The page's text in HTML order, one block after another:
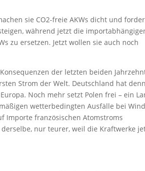
sie CO2-freie AKWs dicht und
während jetzt die
zu ersetzen. Jetzt wollen sie auch noch
der letzten beiden
Strom der Welt. Deutschland hat
Noch mehr setzt Polen frei – ein
wetterbedingten Ausfälle bei Wind
Importe französischen Atomstroms
nur teurer, weil die Kraftwerke